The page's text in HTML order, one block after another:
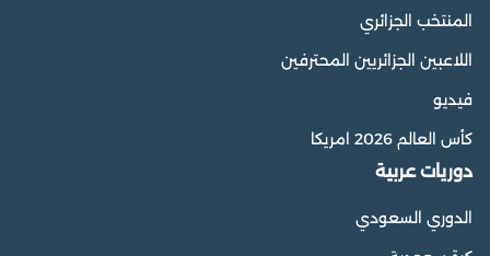
المنتخب الجزائري
اللاعبين الجزائريين المحترفين
فيديو
كأس العالم 2026 امريكا
دوريات عربية
الدوري السعودي